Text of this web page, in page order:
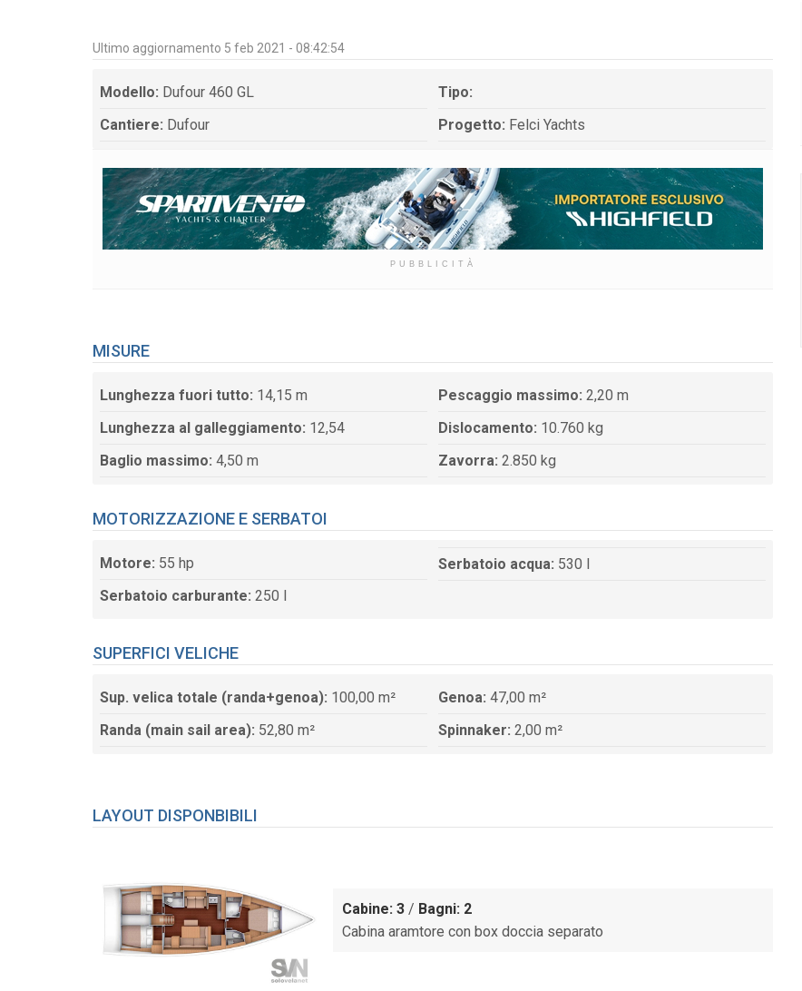
Ultimo aggiornamento 5 feb 2021 - 08:42:54
Modello: Dufour 460 GL
Cantiere: Dufour
Tipo:
Progetto: Felci Yachts
PUBBLICITÀ
MISURE
Lunghezza fuori tutto: 14,15 m
Lunghezza al galleggiamento: 12,54
Baglio massimo: 4,50 m
Pescaggio massimo: 2,20 m
Dislocamento: 10.760 kg
Zavorra: 2.850 kg
MOTORIZZAZIONE E SERBATOI
Motore: 55 hp
Serbatoio carburante: 250 l
Serbatoio acqua: 530 l
SUPERFICI VELICHE
Sup. velica totale (randa+genoa): 100,00 m²
Randa (main sail area): 52,80 m²
Genoa: 47,00 m²
Spinnaker: 2,00 m²
LAYOUT DISPONBIBILI
Cabine: 3 / Bagni: 2
Cabina aramtore con box doccia separato